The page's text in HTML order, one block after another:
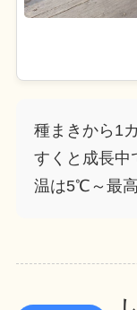
種まきから1
すくと成長中
温は5℃～最